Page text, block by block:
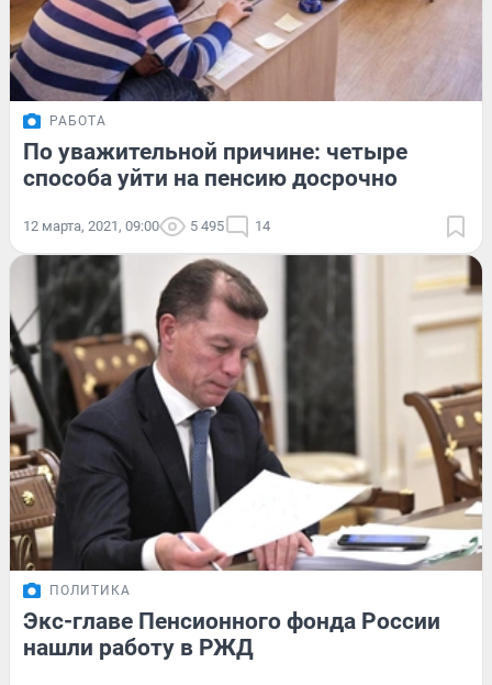
РАБОТА
По уважительной причине: четыре
способа уйти на пенсию досрочно
12 марта, 2021, 09:00 5 495 14
ПОЛИТИКА
Экс-главе Пенсионного фонда России
нашли работу в РЖД